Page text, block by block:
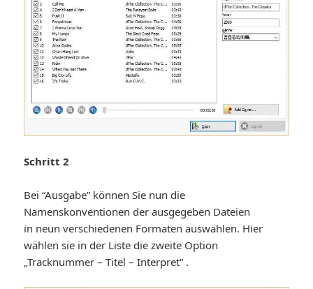
Schritt 2
Bei “Ausgabe” können Sie nun die
Namenskonventionen der ausgegeben Dateien
in neun verschiedenen Formaten auswählen. Hier
wählen sie in der Liste die zweite Option
„Tracknummer – Titel – Interpret“ .